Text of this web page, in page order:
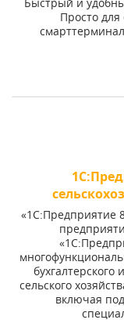
Просто
«1С:Предприятие
бухгалтерского
сельского
включая